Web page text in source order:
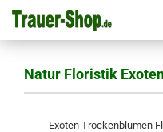
Natur Floristik
Exoten Trockenblumen